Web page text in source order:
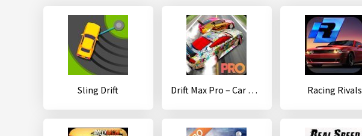
Sling Drift Drift Max Pro – Car Drifting Game Racing Rivals